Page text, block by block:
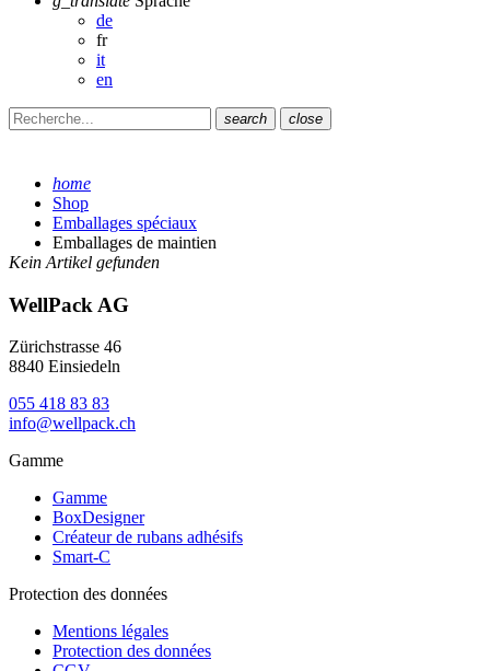
de
fr
it
en
search close
home
Shop
Emballages spéciaux
Emballages de maintien
Kein Artikel gefunden
WellPack AG
Zürichstrasse 46
8840 Einsiedeln
055 418 83 83
info@wellpack.ch
Gamme
Gamme
BoxDesigner
Créateur de rubans adhésifs
Smart-C
Protection des données
Mentions légales
Protection des données